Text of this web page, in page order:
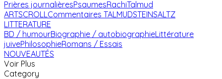
Prières journalièresPsaumesRachiTalmud
ARTSCROLL Commentaires TALMUDSTEINSALTZ
LITTERATURE
BD / humourBiographie / autobiographieLittérature
juivePhilosophieRomans / Essais
NOUVEAUTÉS
Voir Plus
Category